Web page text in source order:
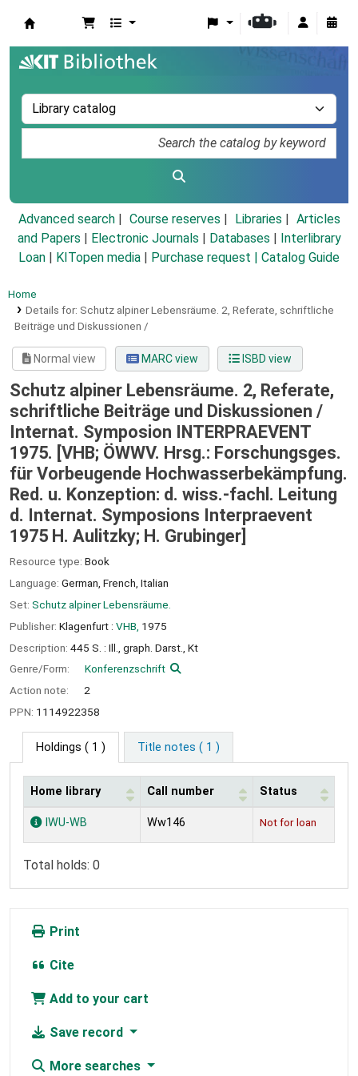
Advanced search Course reserves Libraries
Articles
and Papers
Electronic Journals Databases
Interlibrary
Loan
KITopen media Purchase request | Catalog Guide
Home
Details for: Schutz alpiner Lebensräume. 2, Referate, schriftliche
Beiträge und Diskussionen /
Normal view MARC view ISBD view
Schutz alpiner Lebensräume. 2, Referate,
schriftliche Beiträge und Diskussionen /
Internat. Symposion INTERPRAEVENT
1975. [VHB; ÖWWV. Hrsg.: Forschungsges.
für Vorbeugende Hochwasserbekämpfung.
Red. u. Konzeption: d. wiss.-fachl. Leitung
d. Internat. Symposions Interpraevent
1975 H. Aulitzky; H. Grubinger]
Resource type: Book
Language: German French Italian
Set: Schutz alpiner Lebensräume.
Publisher: Klagenfurt : VHB, 1975
Description: 445 S. : Ill., graph. Darst., Kt
Genre/Form:
Konferenzschrift
Action note:
2
PPN: 1114922358
Holdings ( 1 ) Title notes ( 1 )
Holdings
Home library Call number Status
IWU-WB Ww146 Not for loan
Total holds: 0
Print
Cite
Add to your cart
Save record
More searches